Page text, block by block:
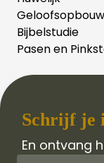
Geloofsopbouw
Bijbelstudie
Pasen en
Schrijf je
En ontvang